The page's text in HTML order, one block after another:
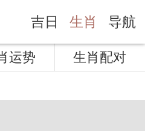
吉日 生肖 导航
运势
生肖配对